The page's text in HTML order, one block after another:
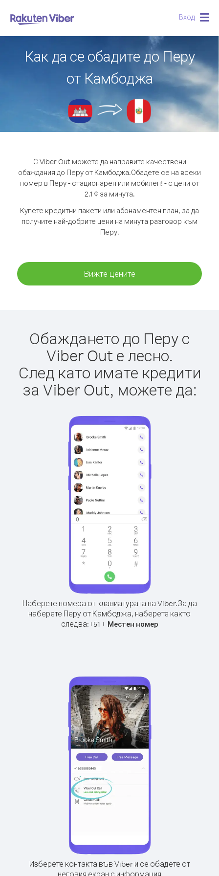
Вход
Как да се обадите до Перу
от Камбоджа
С Viber Out можете да направите качествени
обаждания до Перу от Камбоджа.Обадете се на всеки
номер в Перу - стационарен или мобилен! - с цени от
2.1 ¢ за минута.
Купете кредитни пакети или абонаментен план, за да
получите най-добрите цени на минута разговор към
Перу.
Вижте цените
Обаждането до Перу с
Viber Out е лесно.
След като имате кредити
за Viber Out, можете да:
Наберете номера от клавиатурата на Viber.За да
наберете Перу от Камбоджа, наберете както
следва:+51+ Местен номер
Изберете контакта във Viber и се обадете от
неговия екран с информация